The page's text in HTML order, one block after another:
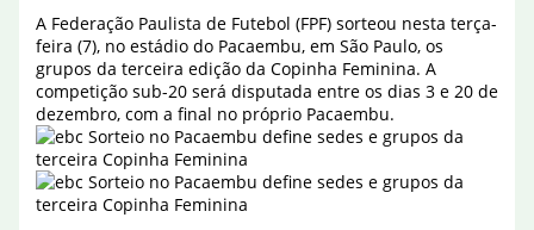
A Federação Paulista de Futebol (FPF) sorteou nesta terça-
feira (7), no estádio do Pacaembu, em São Paulo, os
grupos da terceira edição da Copinha Feminina. A
competição sub-20 será disputada entre os dias 3 e 20 de
dezembro, com a final no próprio Pacaembu.